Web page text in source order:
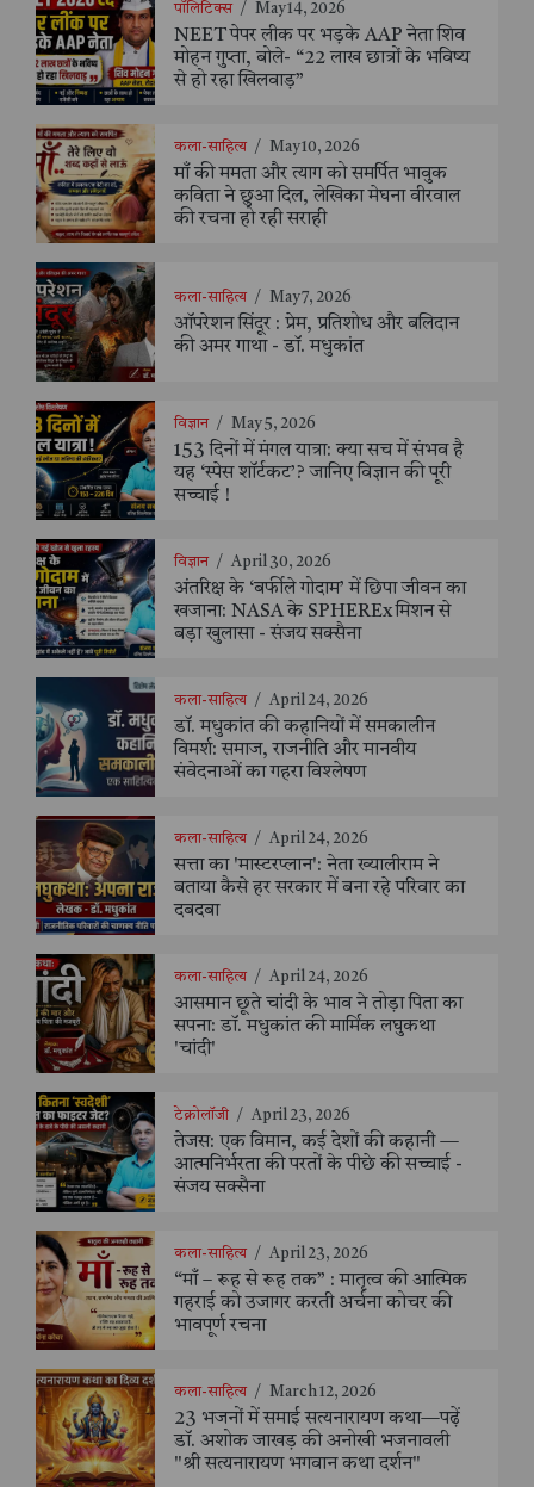
पॉलिटिक्स / May 14, 2026
NEET पेपर लीक पर भड़के AAP नेता शिव
मोहन गुप्ता, बोले- “22 लाख छात्रों के भविष्य
से हो रहा खिलवाड़”
कला-साहित्य / May 10, 2026
माँ की ममता और त्याग को समर्पित भावुक
कविता ने छुआ दिल, लेखिका मेघना वीरवाल
की रचना हो रही सराही
कला-साहित्य / May 7, 2026
ऑपरेशन सिंदूर : प्रेम, प्रतिशोध और बलिदान
की अमर गाथा - डॉ. मधुकांत
विज्ञान / May 5, 2026
153 दिनों में मंगल यात्रा: क्या सच में संभव है
यह ‘स्पेस शॉर्टकट’? जानिए विज्ञान की पूरी
सच्चाई !
विज्ञान / April 30, 2026
अंतरिक्ष के ‘बर्फीले गोदाम’ में छिपा जीवन का
खजाना: NASA के SPHEREx मिशन से
बड़ा खुलासा - संजय सक्सैना
कला-साहित्य / April 24, 2026
डॉ. मधुकांत की कहानियों में समकालीन
विमर्श: समाज, राजनीति और मानवीय
संवेदनाओं का गहरा विश्लेषण
कला-साहित्य / April 24, 2026
सत्ता का 'मास्टरप्लान': नेता ख्यालीराम ने
बताया कैसे हर सरकार में बना रहे परिवार का
दबदबा
कला-साहित्य / April 24, 2026
आसमान छूते चांदी के भाव ने तोड़ा पिता का
सपना: डॉ. मधुकांत की मार्मिक लघुकथा
'चांदी'
टेक्नोलॉजी / April 23, 2026
तेजस: एक विमान, कई देशों की कहानी —
आत्मनिर्भरता की परतों के पीछे की सच्चाई -
संजय सक्सैना
कला-साहित्य / April 23, 2026
“माँ – रूह से रूह तक” : मातृत्व की आत्मिक
गहराई को उजागर करती अर्चना कोचर की
भावपूर्ण रचना
कला-साहित्य / March 12, 2026
23 भजनों में समाई सत्यनारायण कथा—पढ़ें
डॉ. अशोक जाखड़ की अनोखी भजनावली
"श्री सत्यनारायण भगवान कथा दर्शन"